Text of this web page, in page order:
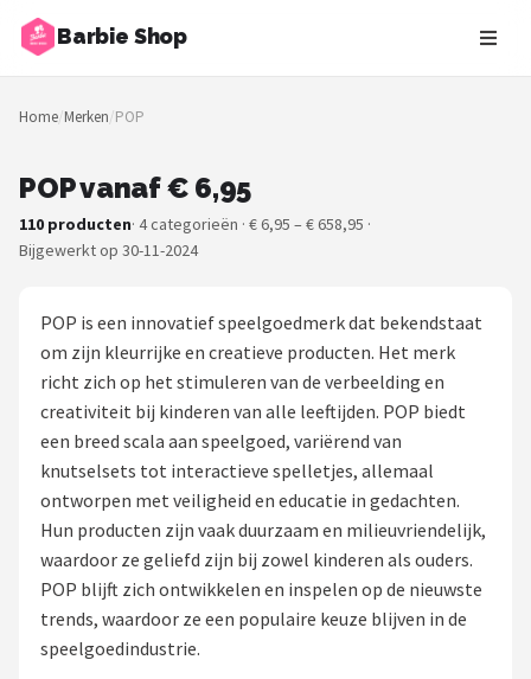
Barbie Shop
Zoeken
NAVIGATIE
Merken
Barbies
Poppen
Meubeltjes
POPULAIRE MERKEN
Barbie
Paola Reina
Home/Merken/POP
POP vanaf € 6,95
110 producten· 4 categorieën · € 6,95 – € 658,95 ·
Bijgewerkt op 30-11-2024
POP is een innovatief speelgoedmerk dat bekendstaat
om zijn kleurrijke en creatieve producten. Het merk
richt zich op het stimuleren van de verbeelding en
creativiteit bij kinderen van alle leeftijden. POP biedt
een breed scala aan speelgoed, variërend van
knutselsets tot interactieve spelletjes, allemaal
ontworpen met veiligheid en educatie in gedachten.
Hun producten zijn vaak duurzaam en milieuvriendelijk,
waardoor ze geliefd zijn bij zowel kinderen als ouders.
POP blijft zich ontwikkelen en inspelen op de nieuwste
trends, waardoor ze een populaire keuze blijven in de
speelgoedindustrie.